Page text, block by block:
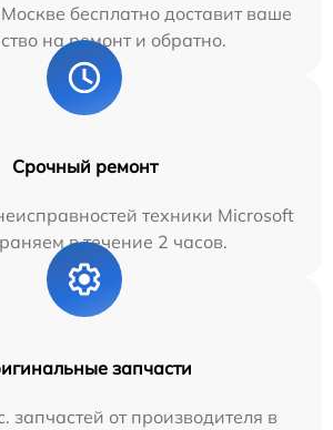
бесплатно доставит ваше
на ремонт и обратно.
Срочный ремонт
техники Microsoft
в течение 2 часов.
запчасти
запчастей от производителя в